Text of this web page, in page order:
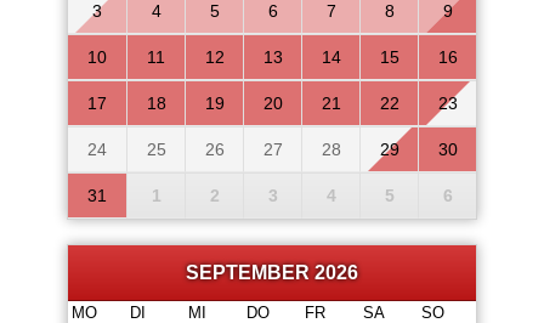
3 4 5 6 7 8 9
10 11 12 13 14 15 16
17 18 19 20 21 22 23
24 25 26 27 28 29 30
31 1 2 3 4 5 6
SEPTEMBER 2026
MO DI MI DO FR SA SO